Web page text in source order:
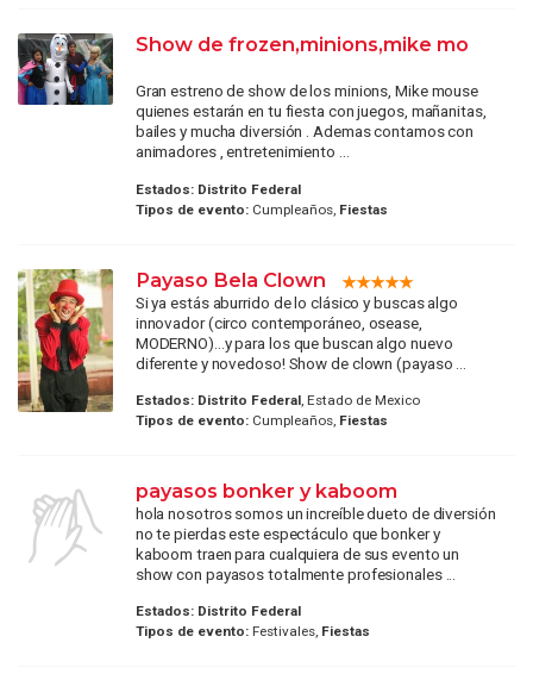
Show de frozen,minions,mike mo
Gran estreno de show de los minions, Mike mouse
quienes estarán en tu fiesta con juegos, mañanitas,
bailes y mucha diversión . Ademas contamos con
animadores , entretenimiento ...
Estados: Distrito Federal
Tipos de evento:Cumpleaños, Fiestas
Payaso Bela Clown
Si ya estás aburrido de lo clásico y buscas algo
innovador (circo contemporáneo, osease,
MODERNO)...y para los que buscan algo nuevo
diferente y novedoso! Show de clown (payaso ...
Estados: Distrito Federal, Estado de Mexico
Tipos de evento:Cumpleaños, Fiestas
payasos bonker y kaboom
hola nosotros somos un increíble dueto de diversión
no te pierdas este espectáculo que bonker y
kaboom traen para cualquiera de sus evento un
show con payasos totalmente profesionales ...
Estados: Distrito Federal
Tipos de evento:Festivales, Fiestas